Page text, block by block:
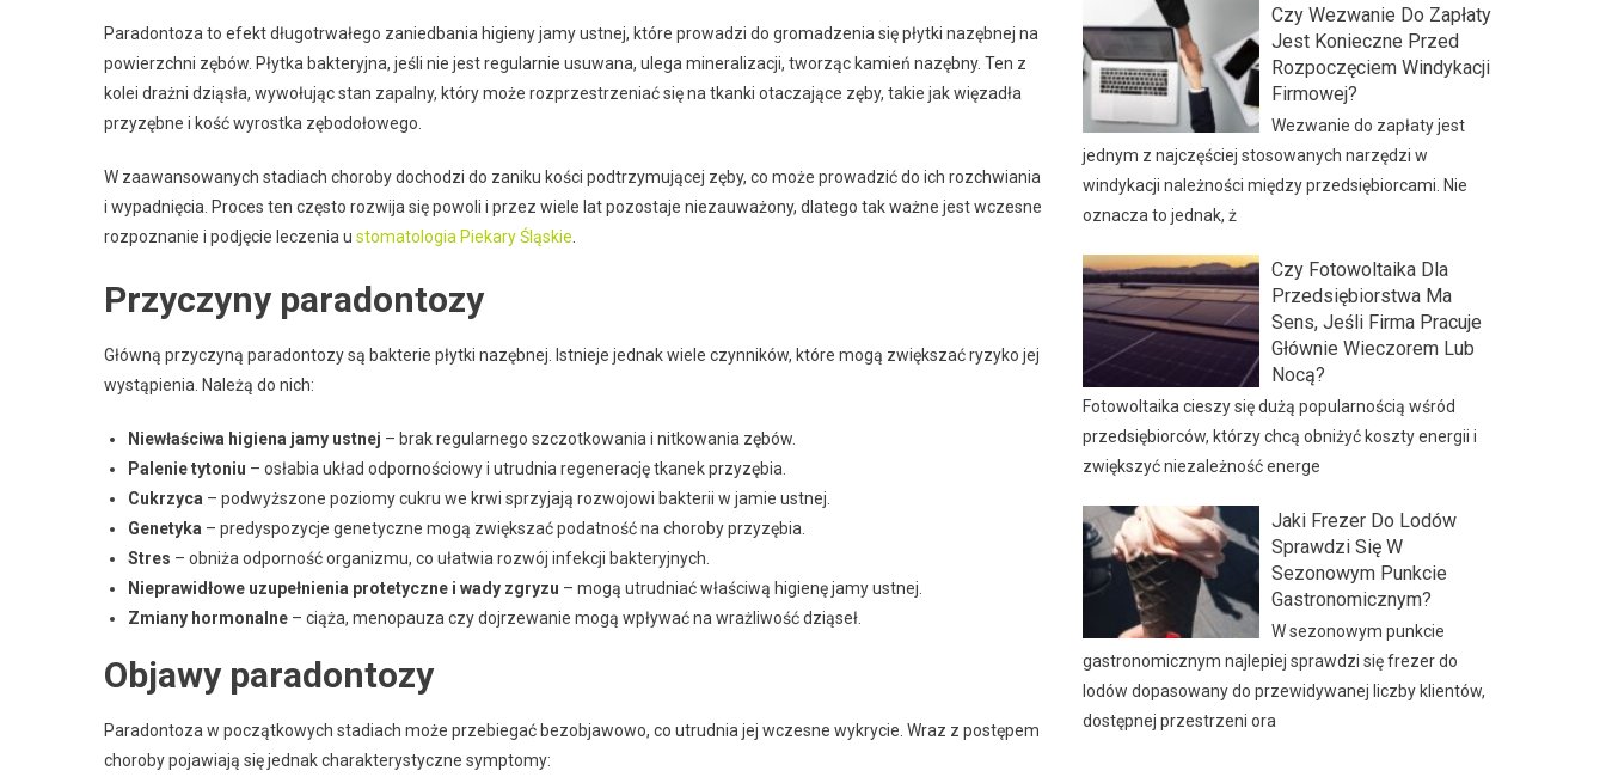
Paradontoza to efekt długotrwałego zaniedbania higieny jamy ustnej, które prowadzi do gromadzenia się płytki nazębnej na
powierzchni zębów. Płytka bakteryjna, jeśli nie jest regularnie usuwana, ulega mineralizacji, tworząc kamień nazębny. Ten z
kolei drażni dziąsła, wywołując stan zapalny, który może rozprzestrzeniać się na tkanki otaczające zęby, takie jak więzadła
przyzębne i kość wyrostka zębodołowego.
W zaawansowanych stadiach choroby dochodzi do zaniku kości podtrzymującej zęby, co może prowadzić do ich rozchwiania
i wypadnięcia. Proces ten często rozwija się powoli i przez wiele lat pozostaje niezauważony, dlatego tak ważne jest wczesne
rozpoznanie i podjęcie leczenia u stomatologia Piekary Śląskie
Przyczyny paradontozy
Główną przyczyną paradontozy są bakterie płytki nazębnej. Istnieje jednak wiele czynników, które mogą zwiększać ryzyko jej
wystąpienia. Należą do nich:
Niewłaściwa higiena jamy ustnej – brak regularnego szczotkowania i nitkowania zębów.
Palenie tytoniu – osłabia układ odpornościowy i utrudnia regenerację tkanek przyzębia.
Cukrzyca – podwyższone poziomy cukru we krwi sprzyjają rozwojowi bakterii w jamie ustnej.
Genetyka – predyspozycje genetyczne mogą zwiększać podatność na choroby przyzębia.
Stres – obniża odporność organizmu, co ułatwia rozwój infekcji bakteryjnych.
Nieprawidłowe uzupełnienia protetyczne i wady zgryzu – mogą utrudniać właściwą higienę jamy ustnej.
Zmiany hormonalne – ciąża, menopauza czy dojrzewanie mogą wpływać na wrażliwość dziąseł.
Objawy paradontozy
Paradontoza w początkowych stadiach może przebiegać bezobjawowo, co utrudnia jej wczesne wykrycie. Wraz z postępem
choroby pojawiają się jednak charakterystyczne symptomy:
Czy Wezwanie Do Zapłaty
Jest Konieczne Przed
Rozpoczęciem Windykacji
Firmowej?
Wezwanie do zapłaty jest
jednym z najczęściej stosowanych narzędzi w
windykacji należności między przedsiębiorcami. Nie
oznacza to jednak, ż
Czy Fotowoltaika Dla
Przedsiębiorstwa Ma
Sens, Jeśli Firma Pracuje
Głównie Wieczorem Lub
Nocą?
Fotowoltaika cieszy się dużą popularnością wśród
przedsiębiorców, którzy chcą obniżyć koszty energii i
zwiększyć niezależność energe
Jaki Frezer Do Lodów
Sprawdzi Się W
Sezonowym Punkcie
Gastronomicznym?
W sezonowym punkcie
gastronomicznym najlepiej sprawdzi się frezer do
lodów dopasowany do przewidywanej liczby klientów,
dostępnej przestrzeni ora